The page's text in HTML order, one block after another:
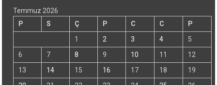
Temmuz 2026
P
S Ç P C C
P
1
2 3 4
5
6
7 8 9 10 11
12
13
14 15 16 17 18
19